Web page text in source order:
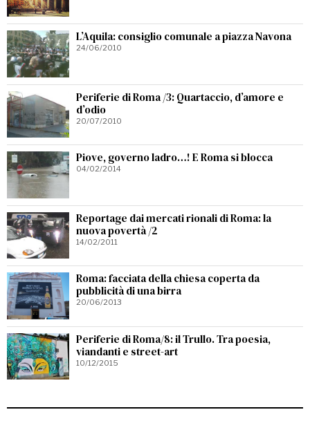
L’Aquila: consiglio comunale a piazza Navona
24/06/2010
Periferie di Roma /3: Quartaccio, d’amore e
d’odio
20/07/2010
Piove, governo ladro…! E Roma si blocca
04/02/2014
Reportage dai mercati rionali di Roma: la
nuova povertà /2
14/02/2011
Roma: facciata della chiesa coperta da
pubblicità di una birra
20/06/2013
Periferie di Roma/8: il Trullo. Tra poesia,
viandanti e street-art
10/12/2015